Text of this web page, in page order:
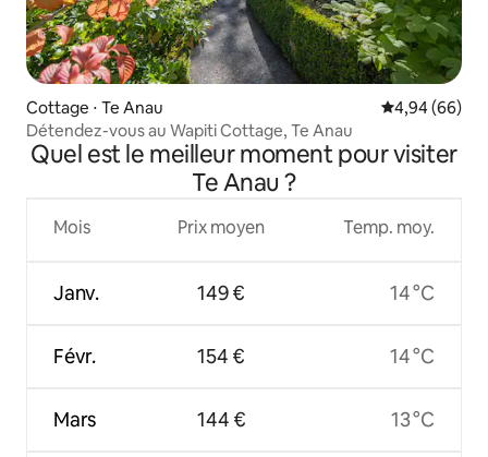
Cottage ⋅ Te Anau Évaluation
4,94 (66)
Détendez-vous au Wapiti Cottage, Te Anau
Quel est le meilleur moment pour visiter
Te Anau ?
Mois
Janv.
Févr.
Mars
Prix moyen
149 €
154 €
144 €
Temp. moy.
14 °C
14 °C
13 °C